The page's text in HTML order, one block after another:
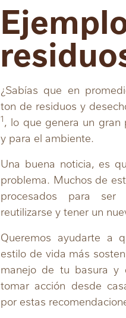
¿Sabías que en
ton de residuos y
1, lo que genera un gran
y para el ambiente.
Una buena noticia, es
problema. Muchos de
procesados para ser
reutilizarse y tener un
Queremos ayudarte a
estilo de vida más
manejo de tu basura y
tomar acción desde
por estas